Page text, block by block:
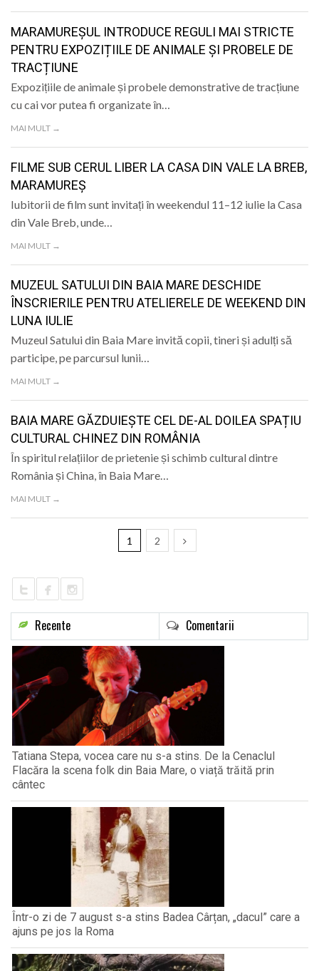
MARAMUREȘUL INTRODUCE REGULI MAI STRICTE
PENTRU EXPOZIȚIILE DE ANIMALE ȘI PROBELE DE
TRACȚIUNE
Expozițiile de animale și probele demonstrative de tracțiune
cu cai vor putea fi organizate în…
MAI MULT →
FILME SUB CERUL LIBER LA CASA DIN VALE LA BREB,
MARAMUREȘ
Iubitorii de film sunt invitați în weekendul 11–12 iulie la Casa
din Vale Breb, unde…
MAI MULT →
MUZEUL SATULUI DIN BAIA MARE DESCHIDE
ÎNSCRIERILE PENTRU ATELIERELE DE WEEKEND DIN
LUNA IULIE
Muzeul Satului din Baia Mare invită copii, tineri și adulți să
participe, pe parcursul lunii…
MAI MULT →
BAIA MARE GĂZDUIEȘTE CEL DE-AL DOILEA SPAȚIU
CULTURAL CHINEZ DIN ROMÂNIA
În spiritul relațiilor de prietenie și schimb cultural dintre
România și China, în Baia Mare…
MAI MULT →
1 2
Recente Comentarii
Tatiana Stepa, vocea care nu s-a stins. De la Cenaclul
Flacăra la scena folk din Baia Mare, o viață trăită prin
cântec
Într-o zi de 7 august s-a stins Badea Cârțan, „dacul” care a
ajuns pe jos la Roma